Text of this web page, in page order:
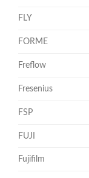
FLY
FORME
Freflow
Fresenius
FSP
FUJI
Fujifilm